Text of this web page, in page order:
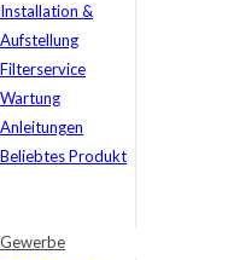
Installation &
Aufstellung
Filterservice
Wartung
Anleitungen
Beliebtes Produkt
Gewerbe